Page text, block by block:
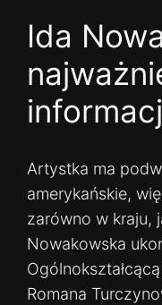
Ida
Artystka ma
amerykańskie,
zarówno w kraju,
Nowakowska
Romana